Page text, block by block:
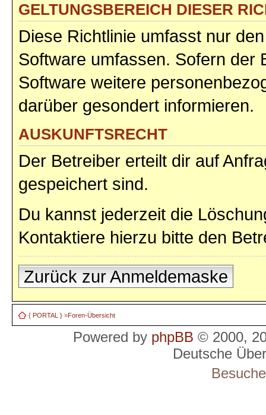
GELTUNGSBEREICH DIESER
Diese Richtlinie umfasst nur
Software umfassen. Sofern der
Software weitere
darüber gesondert informieren.
AUSKUNFTSRECHT
Der Betreiber erteilt dir auf
gespeichert sind.
Du kannst jederzeit die
Kontaktiere hierzu bitte den
Zurück zur Anmeldemaske
{ PORTAL } »Foren-Übersicht
Powered by phpBB © 2000,
Deutsche